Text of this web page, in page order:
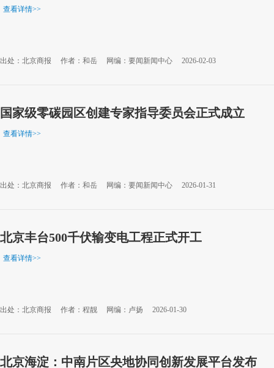
查看详情>>
出处：北京商报 作者：和岳 网编：要闻新闻中心 2026-02-03
国家级零碳园区创建专家指导委员会正式成立
查看详情>>
出处：北京商报 作者：和岳 网编：要闻新闻中心 2026-01-31
北京丰台500千伏输变电工程正式开工
查看详情>>
出处：北京商报 作者：程靓 网编：卢扬 2026-01-30
北京海淀：中南片区央地协同创新发展平台发布